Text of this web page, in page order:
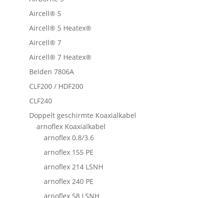
Aircell® 5
Aircell® 5 Heatex®
Aircell® 7
Aircell® 7 Heatex®
Belden 7806A
CLF200 / HDF200
CLF240
Doppelt geschirmte Koaxialkabel
arnoflex Koaxialkabel
arnoflex 0.8/3.6
arnoflex 155 PE
arnoflex 214 LSNH
arnoflex 240 PE
arnoflex 58 LSNH